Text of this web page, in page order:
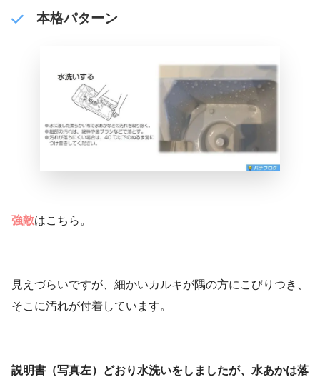
本格パターン
強敵はこちら。
見えづらいですが、細かいカルキが隅の方にこびりつき、
そこに汚れが付着しています。
説明書（写真左）どおり水洗いをしましたが、水あかは落